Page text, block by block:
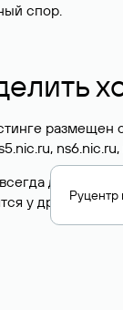
спор.
у другогоРуцентр